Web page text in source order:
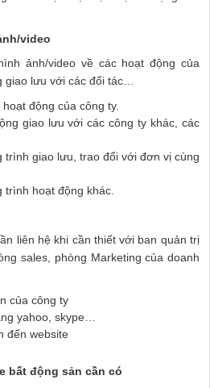
video
ảnh/video về các hoạt động của
giao lưu với các đối tác…
động của công ty.
giao lưu với các công ty khác, các
trình giao lưu, trao đổi với đơn vị cùng
trình hoạt động khác.
liên hệ khi cần thiết với ban quản trị
sales, phòng Marketing của doanh
của công ty
yahoo, skype…
đến website
bất động sản cần có